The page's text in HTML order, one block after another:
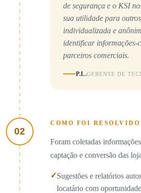
de segurança e o KSI
sua utilidade para
individualizada e
identificar informações-
parceiros comerciais.
P.L.GERENTE DE
02
COMO FOI RESOLVIDO
Foram coletadas
captação e conversão das
✓Sugestões e relatórios
locatário com